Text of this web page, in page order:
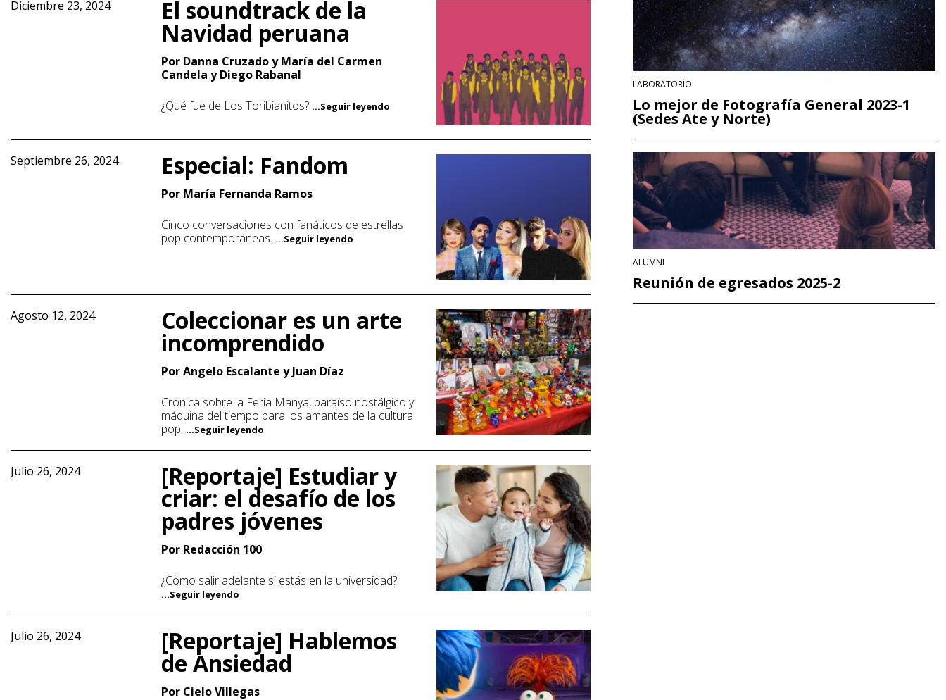
Diciembre 23, 2024 El soundtrack de la
Navidad peruana
Por Danna Cruzado y María del Carmen
Candela y Diego Rabanal
¿Qué fue de Los Toribianitos? ...Seguir leyendo
Septiembre 26, 2024 Especial: Fandom
Por María Fernanda Ramos
Cinco conversaciones con fanáticos de estrellas
pop contemporáneas. ...Seguir leyendo
Agosto 12, 2024 Coleccionar es un arte
incomprendido
Por Angelo Escalante y Juan Díaz
Crónica sobre la Feria Manya, paraíso nostálgico y
máquina del tiempo para los amantes de la cultura
pop. ...Seguir leyendo
Julio 26, 2024 [Reportaje] Estudiar y
criar: el desafío de los
padres jóvenes
Por Redacción 100
¿Cómo salir adelante si estás en la universidad?
...Seguir leyendo
Julio 26, 2024 [Reportaje] Hablemos
de Ansiedad
Por Cielo Villegas
LABORATORIO
Lo mejor de Fotografía General 2023-1
(Sedes Ate y Norte)
ALUMNI
Reunión de egresados 2025-2